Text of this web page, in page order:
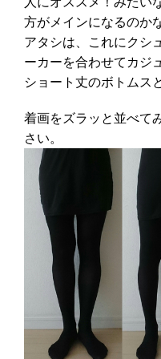
方がメインになるのかな
アタシは、これにクシ
ーカーを合わせてカジ
ショート丈のボトムス
着画をズラッと並べて
さい。